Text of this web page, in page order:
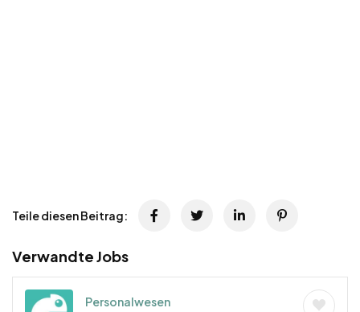
Teile diesen Beitrag:
Verwandte Jobs
Personalwesen